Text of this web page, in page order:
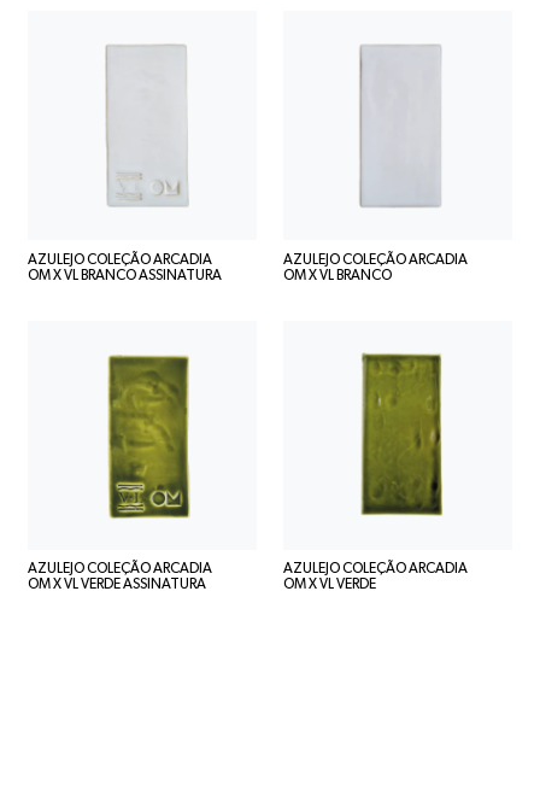
AZULEJO COLEÇÃO ARCADIA
OM X VL BRANCO ASSINATURA
AZULEJO COLEÇÃO ARCADIA
OM X VL BRANCO
AZULEJO COLEÇÃO ARCADIA
OM X VL VERDE ASSINATURA
AZULEJO COLEÇÃO ARCADIA
OM X VL VERDE